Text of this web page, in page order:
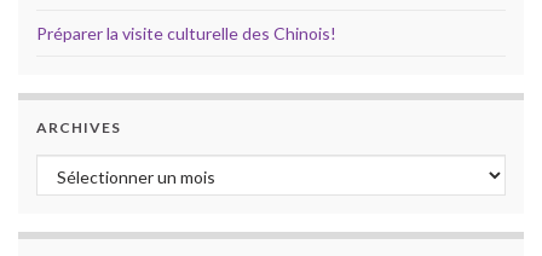
Préparer la visite culturelle des Chinois!
ARCHIVES
Archives